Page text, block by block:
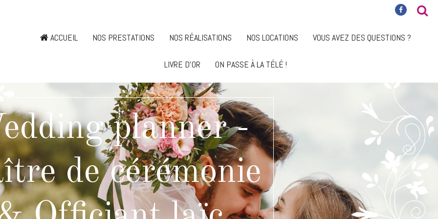
ACCUEIL NOS PRESTATIONS NOS RÉALISATIONS NOS LOCATIONS VOUS AVEZ DES QUESTIONS ?
LIVRE D'OR ON PASSE À LA TÉLÉ !
planner -
de cérémonie